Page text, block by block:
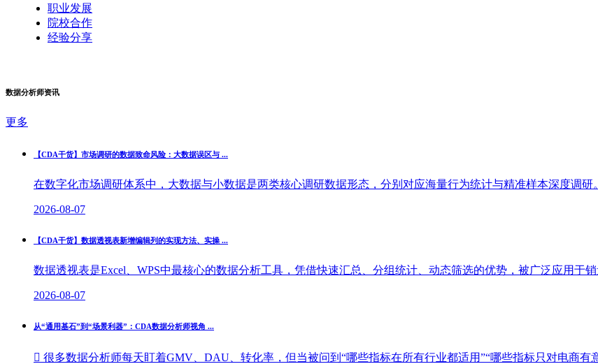
职业发展
院校合作
经验分享
数据分析师资讯
更多
【CDA干货】市场调研的数据致命风险：大数据误区与 ...
在数字化市场调研体系中，大数据与小数据是两类核心调研数据形态，分别对应海量行为统计与精准样本深度调研
2026-08-07
【CDA干货】数据透视表新增编辑列的实现方法、实操 ...
数据透视表是Excel、WPS中最核心的数据分析工具，凭借快速汇总、分组统计、动态筛选的优势，被广泛应用于
2026-08-07
从“通用基石”到“场景利器”：CDA数据分析师视角 ...
 很多数据分析师每天盯着GMV、DAU、转化率，但当被问到“哪些指标在所有行业都适用”“哪些指标只对电商有